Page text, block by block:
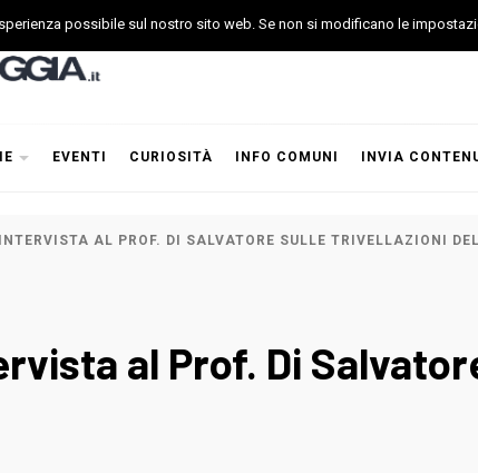
EVENTI CURIOSITÀ INFO COMUNI INVIA
AL PROF. DI SALVATORE SULLE TRIVELLAZIONI
al Prof. Di
possibile sul nostro sito web. Se non si modificano le